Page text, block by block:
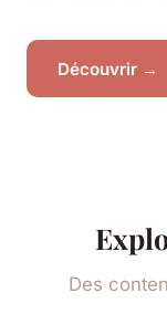
Découvrir →
Des